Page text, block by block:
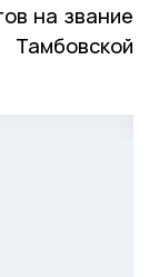
на звание